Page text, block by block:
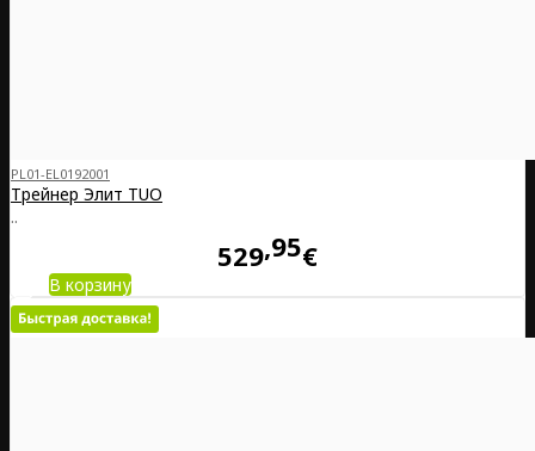
PL01-EL0192001
Трейнер Элит TUO
..
529 95€
В корзину